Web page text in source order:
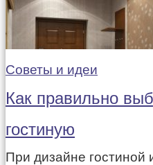
Советы и идеи
Как правильно
гостиную
При дизайне гостиной